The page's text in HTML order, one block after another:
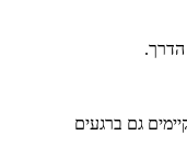
הדרך.
גם ברגעים